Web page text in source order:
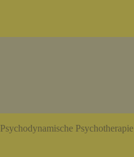
Psychodynamische Psychotherapie